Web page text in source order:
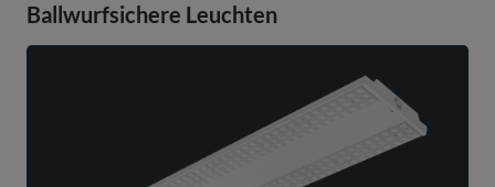
Ballwurfsichere Leuchten